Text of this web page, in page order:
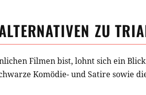
ZU
Filmenbist, lohnt sich ein
Komödie- und Satire sowie